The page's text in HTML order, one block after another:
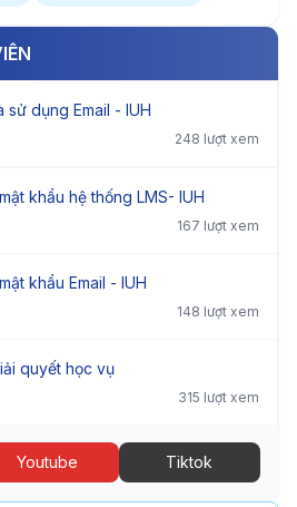
dụng Email - IUH
248 lượt xem
khẩu hệ thống LMS- IUH
167 lượt xem
khẩu Email - IUH
148 lượt xem
quyết học vụ
315 lượt xem
Youtube Tiktok